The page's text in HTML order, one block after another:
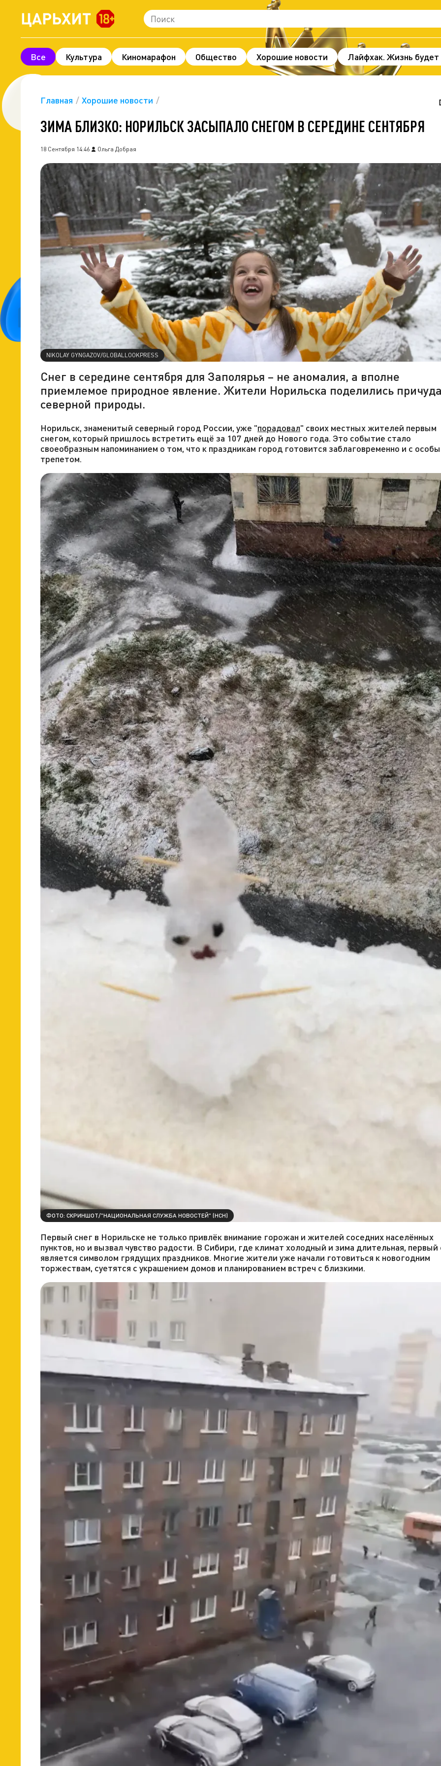
Все Культура Киномарафон Общество Хорошие новости
Лайфхак. Жизнь
Шоу-бизнес
Технологии и наука Легенды и факты Происшествия Здоровье
Главная Хорошие новости
ЗИМА БЛИЗКО: НОРИЛЬСК ЗАСЫПАЛО СНЕГОМ В СЕРЕДИНЕ СЕНТЯБРЯ
18 Сентября 14:46 Ольга Добрая
NIKOLAY GYNGAZOV/GLOBALLOOKPRESS
Снег в середине сентября для Заполярья – не аномалия, а вполне
приемлемое природное явление. Жители Норильска поделились
северной природы.
Норильск, знаменитый северный город России, уже "порадовал" своих местных жителей первым
снегом, который пришлось встретить ещё за 107 дней до Нового года. Это событие стало
своеобразным напоминанием о том, что к праздникам город готовится заблаговременно и с
трепетом.
ФОТО: СКРИНШОТ/"НАЦИОНАЛЬНАЯ СЛУЖБА НОВОСТЕЙ" (НСН)
Первый снег в Норильске не только привлёк внимание горожан и жителей соседних населённых
пунктов, но и вызвал чувство радости. В Сибири, где климат холодный и зима длительная, первый
является символом грядущих праздников. Многие жители уже начали готовиться к новогодним
торжествам, суетятся с украшением домов и планированием встреч с близкими.